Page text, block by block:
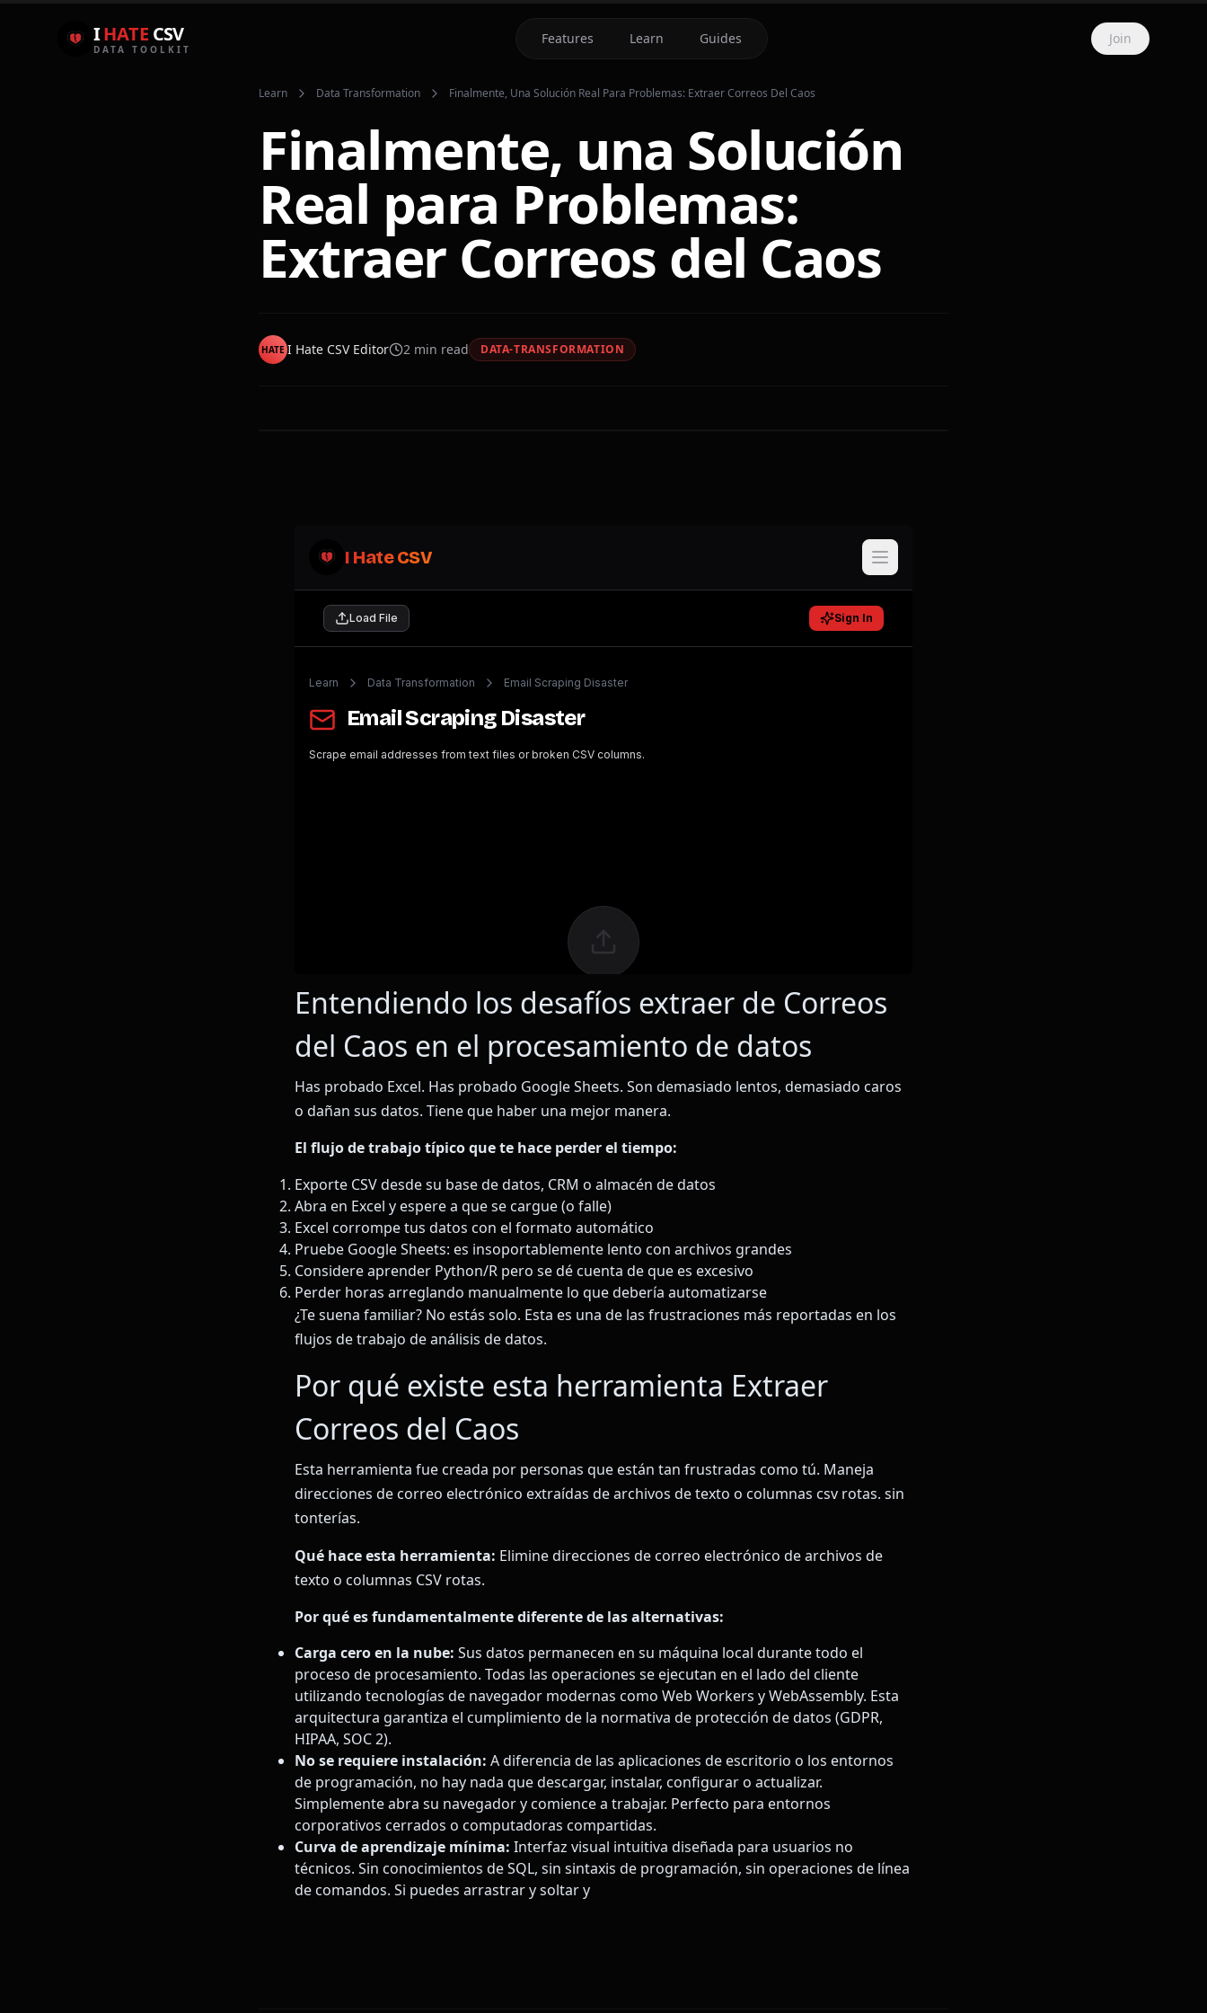
IHATE CSV
DATA TOOLKIT
Features Learn Guides Join
Learn Data Transformation Finalmente, Una Solución Real Para Problemas: Extraer Correos Del Caos
Finalmente, una Solución
Real para Problemas:
Extraer Correos del Caos
HATE I Hate CSV Editor 2 min read DATA-TRANSFORMATION
Entendiendo los desafíos extraer de Correos
del Caos en el procesamiento de datos
Has probado Excel. Has probado Google Sheets. Son demasiado lentos, demasiado caros
o dañan sus datos. Tiene que haber una mejor manera.
El flujo de trabajo típico que te hace perder el tiempo:
Exporte CSV desde su base de datos, CRM o almacén de datos
Abra en Excel y espere a que se cargue (o falle)
Excel corrompe tus datos con el formato automático
Pruebe Google Sheets: es insoportablemente lento con archivos grandes
Considere aprender Python/R pero se dé cuenta de que es excesivo
Perder horas arreglando manualmente lo que debería automatizarse
¿Te suena familiar? No estás solo. Esta es una de las frustraciones más reportadas en los
flujos de trabajo de análisis de datos.
Por qué existe esta herramienta Extraer
Correos del Caos
Esta herramienta fue creada por personas que están tan frustradas como tú. Maneja
direcciones de correo electrónico extraídas de archivos de texto o columnas csv rotas. sin
tonterías.
Qué hace esta herramienta: Elimine direcciones de correo electrónico de archivos de
texto o columnas CSV rotas.
Por qué es fundamentalmente diferente de las alternativas:
Carga cero en la nube: Sus datos permanecen en su máquina local durante todo el
proceso de procesamiento. Todas las operaciones se ejecutan en el lado del cliente
utilizando tecnologías de navegador modernas como Web Workers y WebAssembly. Esta
arquitectura garantiza el cumplimiento de la normativa de protección de datos (GDPR,
HIPAA, SOC 2).
No se requiere instalación: A diferencia de las aplicaciones de escritorio o los entornos
de programación, no hay nada que descargar, instalar, configurar o actualizar.
Simplemente abra su navegador y comience a trabajar. Perfecto para entornos
corporativos cerrados o computadoras compartidas.
Curva de aprendizaje mínima: Interfaz visual intuitiva diseñada para usuarios no
técnicos. Sin conocimientos de SQL, sin sintaxis de programación, sin operaciones de línea
de comandos. Si puedes arrastrar y soltar y